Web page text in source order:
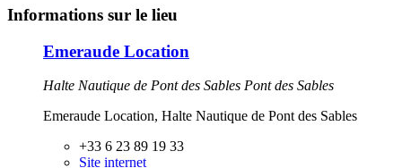
Informations sur le lieu
Emeraude Location
Halte Nautique de Pont des Sables Pont des Sables
Emeraude Location, Halte Nautique de Pont des Sables
+33 6 23 89 19 33
Site internet